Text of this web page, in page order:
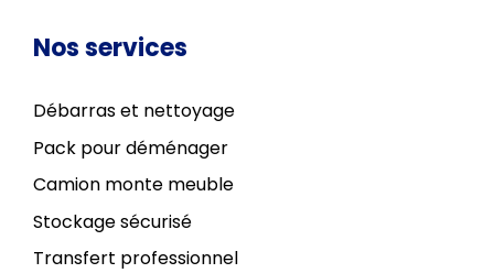
Nos services
Débarras et nettoyage
Pack pour déménager
Camion monte meuble
Stockage sécurisé
Transfert professionnel